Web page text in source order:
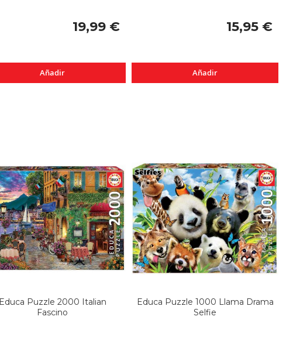
19,99 €
Añadir
15,95 €
Añadir
Educa Puzzle 2000 Italian
Fascino
Educa Puzzle 1000 Llama Drama
Selfie